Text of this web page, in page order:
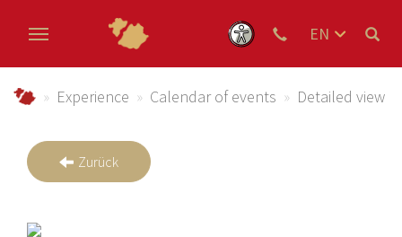
EN
Urlaub im Schmallenberger Sauerland und der
Experience Calendar of events Detailed view
Zurück